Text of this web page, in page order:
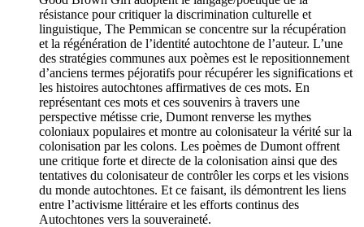
résistance pour critiquer la discrimination culturelle et
linguistique, The Pemmican se concentre sur la récupération
et la régénération de l’identité autochtone de l’auteur. L’une
des stratégies communes aux poèmes est le repositionnement
d’anciens termes péjoratifs pour récupérer les significations et
les histoires autochtones affirmatives de ces mots. En
représentant ces mots et ces souvenirs à travers une
perspective métisse crie, Dumont renverse les mythes
coloniaux populaires et montre au colonisateur la vérité sur la
colonisation par les colons. Les poèmes de Dumont offrent
une critique forte et directe de la colonisation ainsi que des
tentatives du colonisateur de contrôler les corps et les visions
du monde autochtones. Et ce faisant, ils démontrent les liens
entre l’activisme littéraire et les efforts continus des
Autochtones vers la souveraineté.